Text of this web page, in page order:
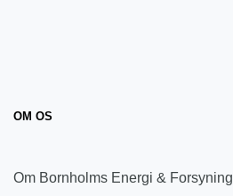
OM OS
Om Bornholms Energi & Forsyning